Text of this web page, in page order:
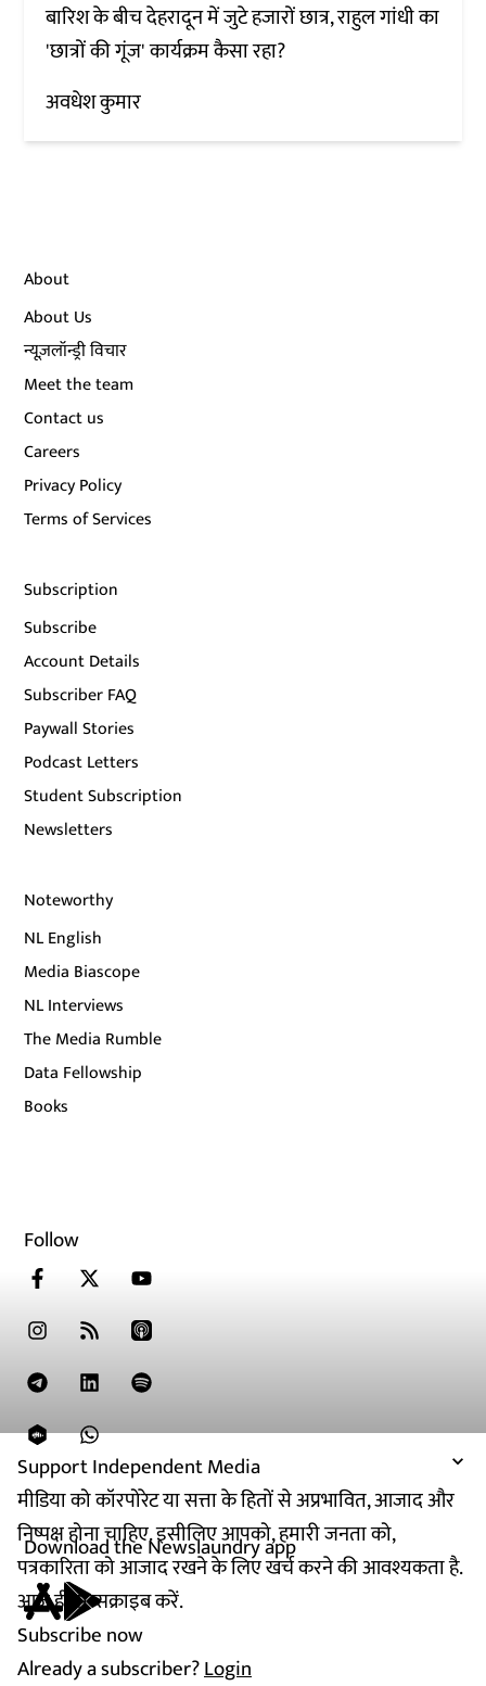
Support Independent Media
मीडिया को कॉरपोरेट या सत्ता के हितों से अप्रभावित, आजाद और
निष्पक्ष होना चाहिए. इसीलिए आपको, हमारी जनता को,
पत्रकारिता को आजाद रखने के लिए खर्च करने की आवश्यकता है.
आज ही सब्सक्राइब करें.
Subscribe now
Already a subscriber?Login
बारिश के बीच देहरादून में जुटे हजारों छात्र, राहुल गांधी का
'छात्रों की गूंज' कार्यक्रम कैसा रहा?
अवधेश कुमार
About
About Us
न्यूज़लॉन्ड्री विचार
Meet the team
Contact us
Careers
Privacy Policy
Terms of Services
Subscription
Subscribe
Account Details
Subscriber FAQ
Paywall Stories
Podcast Letters
Student Subscription
Newsletters
Noteworthy
NL English
Media Biascope
NL Interviews
The Media Rumble
Data Fellowship
Books
Follow
Download the Newslaundry app